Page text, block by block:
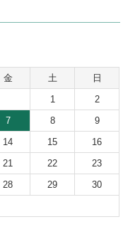
金 土
日
1
2
7 8
9
14 15
16
21 22
23
28 29
30